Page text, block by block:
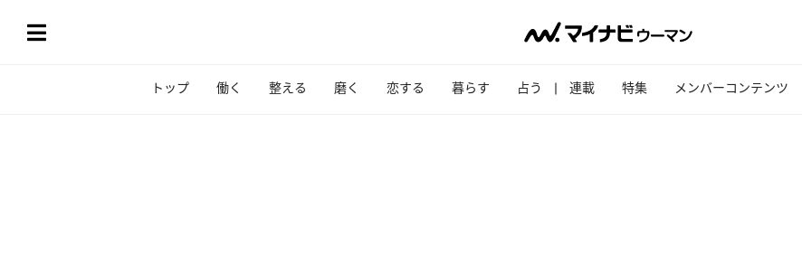
トップ 働く 整える 磨く 恋する 暮らす 占う 連載 特集 メンバーコンテンツ